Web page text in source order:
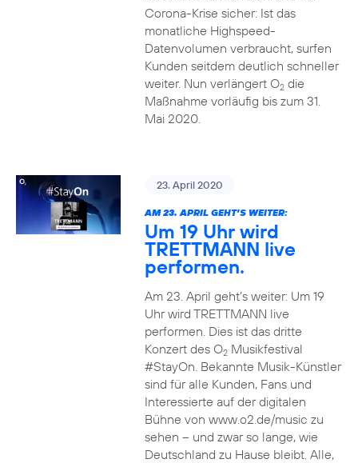
Corona-Krise sicher: Ist das
monatliche Highspeed-
Datenvolumen verbraucht, surfen
Kunden seitdem deutlich schneller
weiter. Nun verlängert O2die
Maßnahme vorläufig bis zum 31.
Mai 2020.
23. April 2020
AM 23. APRIL GEHT’S WEITER:
Um 19 Uhr wird
TRETTMANN live
performen.
Am 23. April geht’s weiter: Um 19
Uhr wird TRETTMANN live
performen. Dies ist das dritte
Konzert des O2Musikfestival
#StayOn. Bekannte Musik-Künstler
sind für alle Kunden, Fans und
Interessierte auf der digitalen
Bühne von www.o2.de/music zu
sehen – und zwar so lange, wie
Deutschland zu Hause bleibt. Alle,